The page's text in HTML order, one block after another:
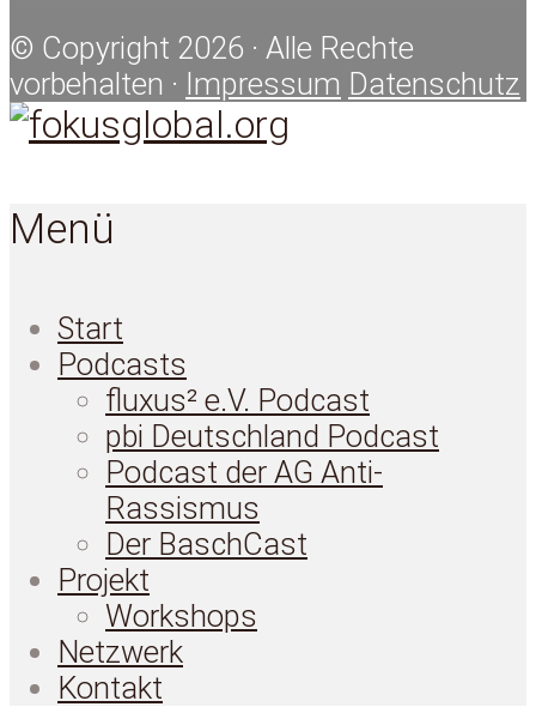
© Copyright 2026 · Alle Rechte
vorbehalten · Impressum Datenschutz
Menü
Start
Podcasts
fluxus² e.V. Podcast
pbi Deutschland Podcast
Podcast der AG Anti-
Rassismus
Der BaschCast
Projekt
Workshops
Netzwerk
Kontakt